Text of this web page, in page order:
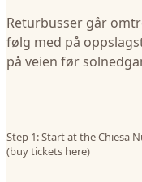
Returbusser går
følg med på
på veien før
Step 1: Start at the Chiesa
(buy tickets here)